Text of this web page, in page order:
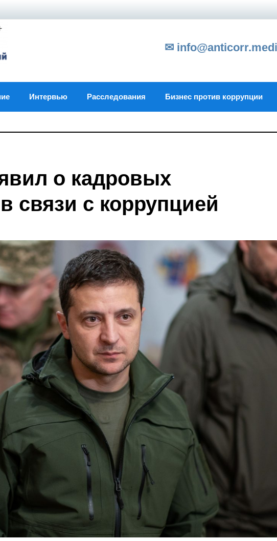
✉
Интервью Расследования Бизнес против коррупции
о кадровых
связи с коррупцией